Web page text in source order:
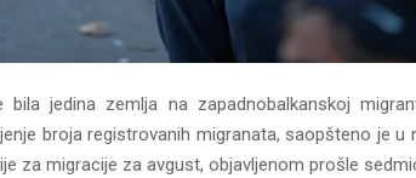
bila jedina zemlja na zapadnobalkanskoj
broja registrovanih migranata, saopšteno je u
za migracije za avgust, objavljenom prošle